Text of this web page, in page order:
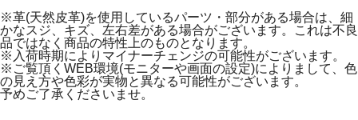
※革(天然皮革)を使用しているパーツ・部分がある場合は、細
かなスジ、キズ、左右差がある場合がございます。これは不良
品ではなく商品の特性上のものとなります。
※入荷時期によりマイナーチェンジの可能性がございます。
※ご覧頂くWEB環境(モニターや画面の設定)によりまして、色
の見え方や色彩が実物と異なる可能性がございます。
予めご了承くださいませ。